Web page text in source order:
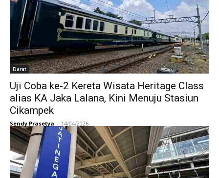
Darat
Uji Coba ke-2 Kereta Wisata Heritage Class
alias KA Jaka Lalana, Kini Menuju Stasiun
Cikampek
Sendy Prasetya - 14/04/2026